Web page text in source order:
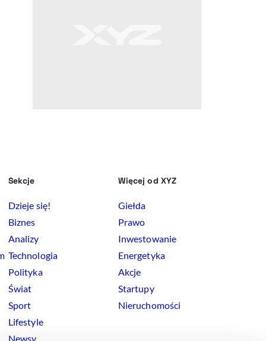
Sekcje
Dzieje się!
Biznes
Analizy
Technologia
Polityka
Świat
Sport
Lifestyle
Newsy
Więcej od XYZ
Giełda
Prawo
Inwestowanie
Energetyka
Akcje
Startupy
Nieruchomości